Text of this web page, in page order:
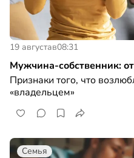
19 августав08:31
Мужчина-собственник:
Признаки того, что
«владельцем»
Семья